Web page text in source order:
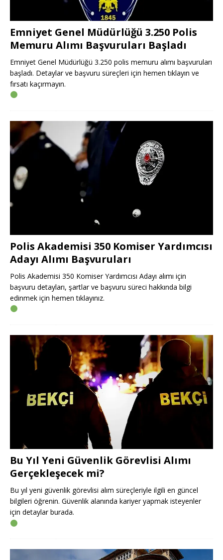
Emniyet Genel Müdürlüğü 3.250 Polis
Memuru Alımı Başvuruları Başladı
Emniyet Genel Müdürlüğü 3.250 polis memuru alımı başvuruları
başladı. Detaylar ve başvuru süreçleri için hemen tıklayın ve
fırsatı kaçırmayın.
Polis Akademisi 350 Komiser Yardımcısı
Adayı Alımı Başvuruları
Polis Akademisi 350 Komiser Yardımcısı Adayı alımı için
başvuru detayları, şartlar ve başvuru süreci hakkında bilgi
edinmek için hemen tıklayınız.
Bu Yıl Yeni Güvenlik Görevlisi Alımı
Gerçekleşecek mi?
Bu yıl yeni güvenlik görevlisi alım süreçleriyle ilgili en güncel
bilgileri öğrenin. Güvenlik alanında kariyer yapmak isteyenler
için detaylar burada.